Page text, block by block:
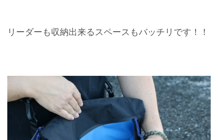
リーダーも収納出来るスペースもバッチリです！！